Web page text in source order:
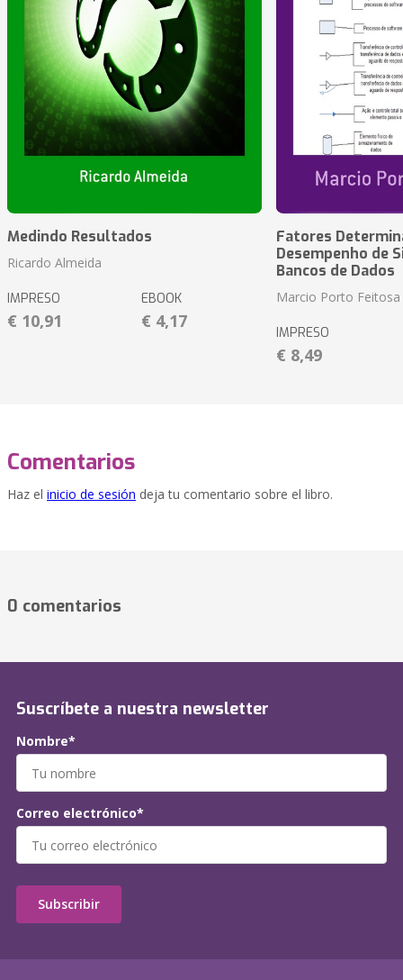
Medindo Resultados
Ricardo Almeida
IMPRESO
€ 10,91
EBOOK
€ 4,17
Fatores
Desempenho de
Bancos de Dados
Marcio Porto Feitosa
IMPRESO
€ 8,49
Comentarios
Haz el inicio de sesión deja tu comentario sobre el libro.
0 comentarios
Suscríbete a nuestra newsletter
Nombre*
Correo electrónico*
Subscribir